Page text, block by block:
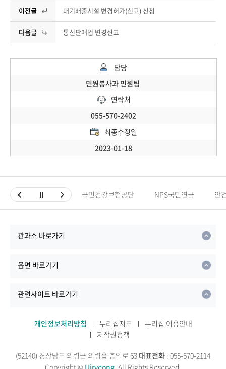
이전글 대기배출시설 변경허가(신고) 신청
다음글 통신판매업 변경신고
담당
민원봉사과 민원팀
연락처
055-570-2402
최종수정일
2023-01-18
국민건강보험공단 NPS국민연금 안
관과소 바로가기
읍면 바로가기
관련사이트 바로가기
개인정보처리방침 누리집지도
누리집 이용안내
저작권정책
(52140) 경상남도 의령군 의령읍 충익로 63 대표전화 : 055-570-2114
Copyright © Uiryeong. All Rights Reserved.